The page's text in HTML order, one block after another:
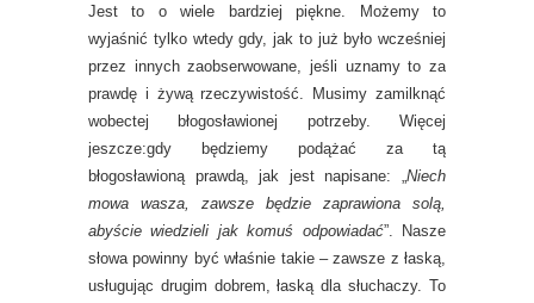
Jest to o wiele bardziej piękne. Możemy to
wyjaśnić tylko wtedy gdy, jak to już było wcześniej
przez innych zaobserwowane, jeśli uznamy to za
prawdę i żywą rzeczywistość. Musimy zamilknąć
wobectej błogosławionej potrzeby. Więcej
jeszcze:gdy będziemy podążać za tą
błogosławioną prawdą, jak jest napisane: „Niech
mowa wasza, zawsze będzie zaprawiona solą,
abyście wiedzieli jak komuś odpowiadać”. Nasze
słowa powinny być właśnie takie – zawsze z łaską,
usługując drugim dobrem, łaską dla słuchaczy. To